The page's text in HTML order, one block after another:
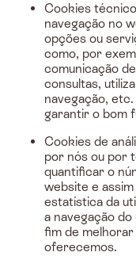
Cookies
navegação no
opções ou
como, por
comunicação
consultas,
navegação,
garantir o bom
Cookies de
por nós ou por
quantificar o
website e
estatística da
a navegação
fim de
oferecemos.